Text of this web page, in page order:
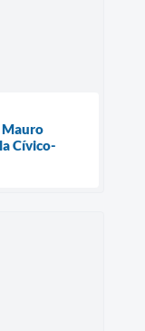
Mauro
Cívico-